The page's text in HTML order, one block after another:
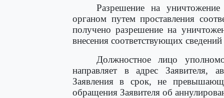
Разрешение на
органом путем проставления
получено разрешение на
внесения соответствующих
Должностное лицо
направляет в адрес Заявителя,
Заявления в срок, не
обращения Заявителя об